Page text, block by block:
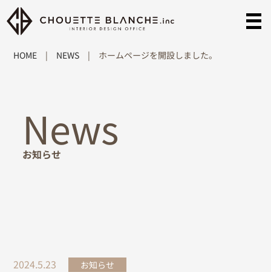
HOME | NEWS | ホームページを開設しました。
News
お知らせ
2024.5.23 お知らせ